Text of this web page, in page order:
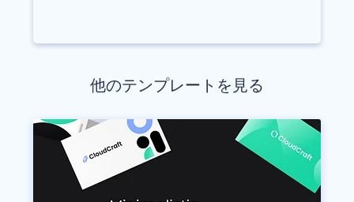
他のテンプレートを見る